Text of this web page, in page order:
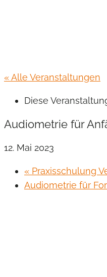
« Alle Veranstaltungen
Diese
Audiometrie für
12. Mai 2023
« Praxisschulung
Audiometrie für